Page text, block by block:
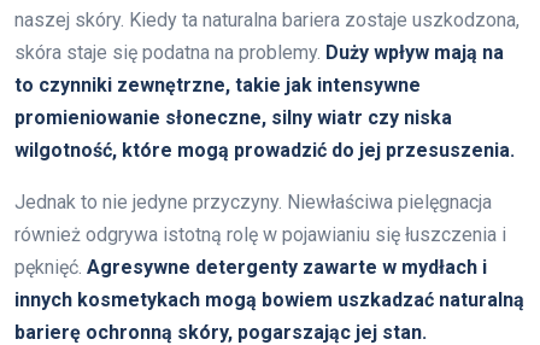
naszej skóry. Kiedy ta naturalna bariera zostaje uszkodzona,
skóra staje się podatna na problemy. Duży wpływ mają na
to czynniki zewnętrzne, takie jak intensywne
promieniowanie słoneczne, silny wiatr czy niska
wilgotność, które mogą prowadzić do jej przesuszenia.
Jednak to nie jedyne przyczyny. Niewłaściwa pielęgnacja
również odgrywa istotną rolę w pojawianiu się łuszczenia i
pęknięć. Agresywne detergenty zawarte w mydłach i
innych kosmetykach mogą bowiem uszkadzać naturalną
barierę ochronną skóry, pogarszając jej stan.